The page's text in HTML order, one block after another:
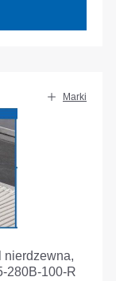
Marki
nierdzewna,
280B-100-R